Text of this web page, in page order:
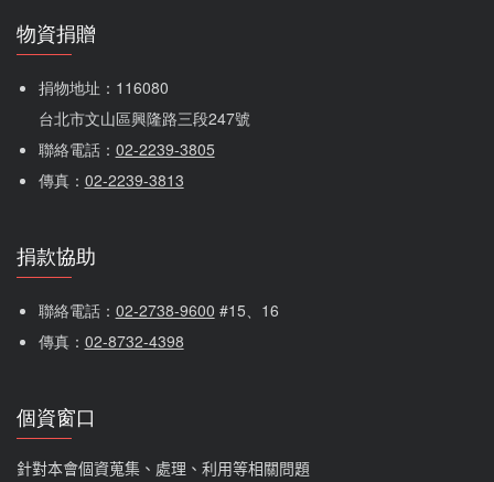
物資捐贈
捐物地址：116080
台北市文山區興隆路三段247號
聯絡電話： 02-2239-3805
傳真： 02-2239-3813
捐款協助
聯絡電話： 02-2738-9600 #15、16
傳真： 02-8732-4398
個資窗口
針對本會個資蒐集、處理、利用等相關問題